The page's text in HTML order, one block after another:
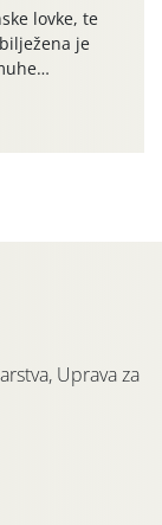
lovke, te
je
se objasniti
vrlo malim
Uprava za